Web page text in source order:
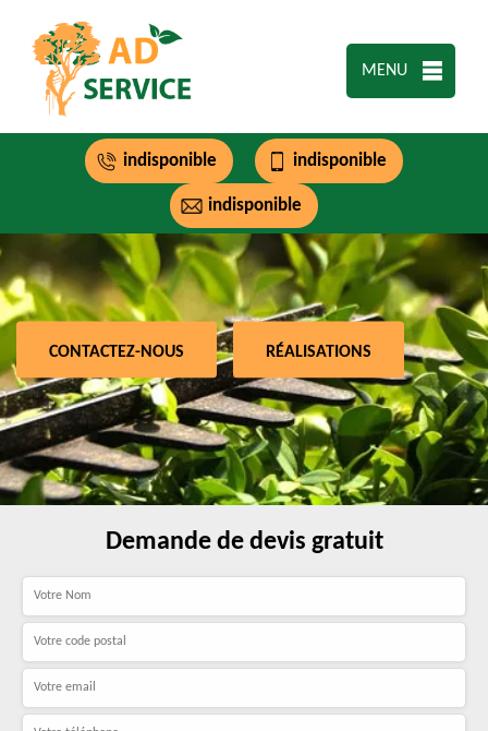
MENU
indisponible indisponible
indisponible
CONTACTEZ-NOUS RÉALISATIONS
Demande de devis gratuit